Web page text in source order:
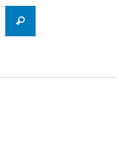
Recherche